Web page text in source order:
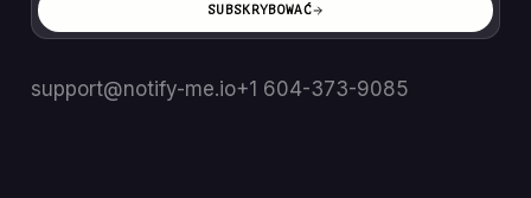
SUBSKRYBOWAĆ
support@notify-me.io+1 604-373-9085